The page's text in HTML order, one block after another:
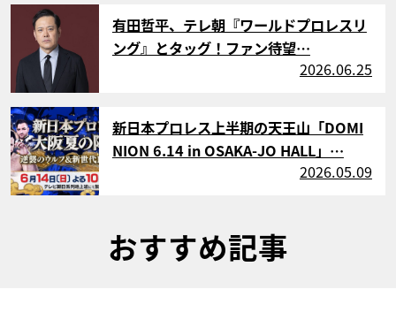
サムネイル
有田哲平、テレ朝『ワールドプロレスリ
ング』とタッグ！ファン待望…
2026.06.25
サムネイル
新日本プロレス上半期の天王山「DOMI
NION 6.14 in OSAKA-JO HALL」…
2026.05.09
おすすめ記事